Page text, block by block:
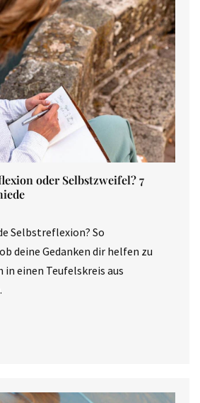
oder Selbstzweifel? 7
Selbstreflexion? So
deine Gedanken dir helfen zu
in einen Teufelskreis aus